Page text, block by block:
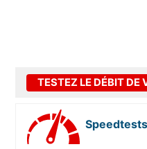
TESTEZ LE DÉBIT DE
Speedtests